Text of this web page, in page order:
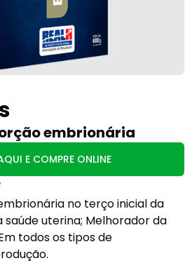
embrionária
E COMPRE ONLINE
no terço inicial da
uterina; Melhorador da
todos os tipos de